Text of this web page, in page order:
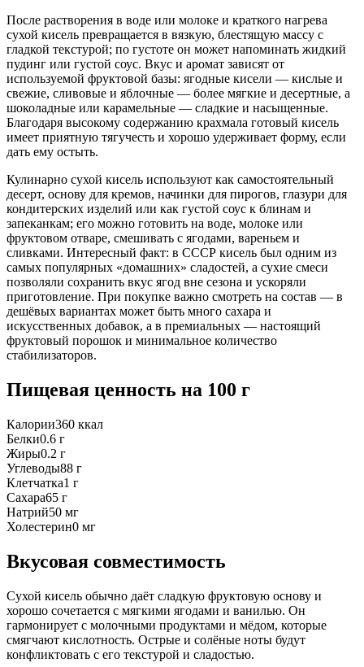
После растворения в воде или молоке и краткого нагрева
сухой кисель превращается в вязкую, блестящую массу с
гладкой текстурой; по густоте он может напоминать жидкий
пудинг или густой соус. Вкус и аромат зависят от
используемой фруктовой базы: ягодные кисели — кислые и
свежие, сливовые и яблочные — более мягкие и десертные, а
шоколадные или карамельные — сладкие и насыщенные.
Благодаря высокому содержанию крахмала готовый кисель
имеет приятную тягучесть и хорошо удерживает форму, если
дать ему остыть.
Кулинарно сухой кисель используют как самостоятельный
десерт, основу для кремов, начинки для пирогов, глазури для
кондитерских изделий или как густой соус к блинам и
запеканкам; его можно готовить на воде, молоке или
фруктовом отваре, смешивать с ягодами, вареньем и
сливками. Интересный факт: в СССР кисель был одним из
самых популярных «домашних» сладостей, а сухие смеси
позволяли сохранить вкус ягод вне сезона и ускоряли
приготовление. При покупке важно смотреть на состав — в
дешёвых вариантах может быть много сахара и
искусственных добавок, а в премиальных — настоящий
фруктовый порошок и минимальное количество
стабилизаторов.
Пищевая ценность на 100 г
Калории360 ккал
Белки0.6 г
Жиры0.2 г
Углеводы88 г
Клетчатка1 г
Сахара65 г
Натрий50 мг
Холестерин0 мг
Вкусовая совместимость
Сухой кисель обычно даёт сладкую фруктовую основу и
хорошо сочетается с мягкими ягодами и ванилью. Он
гармонирует с молочными продуктами и мёдом, которые
смягчают кислотность. Острые и солёные ноты будут
конфликтовать с его текстурой и сладостью.